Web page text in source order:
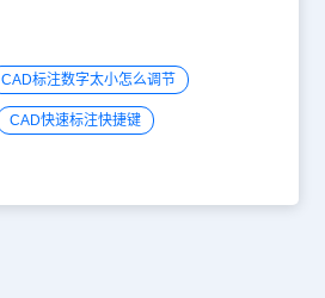
CAD标注数字太小怎么调节
CAD快速标注快捷键